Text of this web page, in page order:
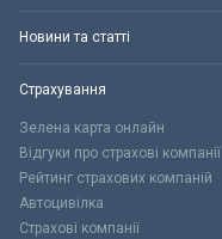
Новини та статті
Страхування
Зелена карта онлайн
Відгуки про страхові компанії
Рейтинг страхових компаній
Автоцивілка
Страхові компанії